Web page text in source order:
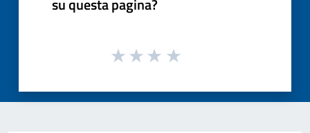
su questa pagina?